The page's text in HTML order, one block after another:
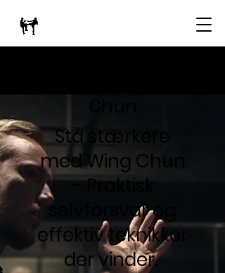
Stå stærkere
med Wing Chun
– Praktisk
selvforsvar og
effektiv teknikker
der vinder.